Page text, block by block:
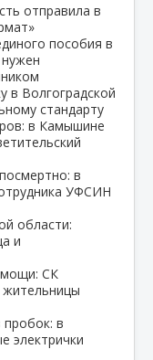
отправила в
пособия в
в Волгоградской
стандарту
в Камышине
в
УФСИН
области:
и
СК
жительницы
в
электрички